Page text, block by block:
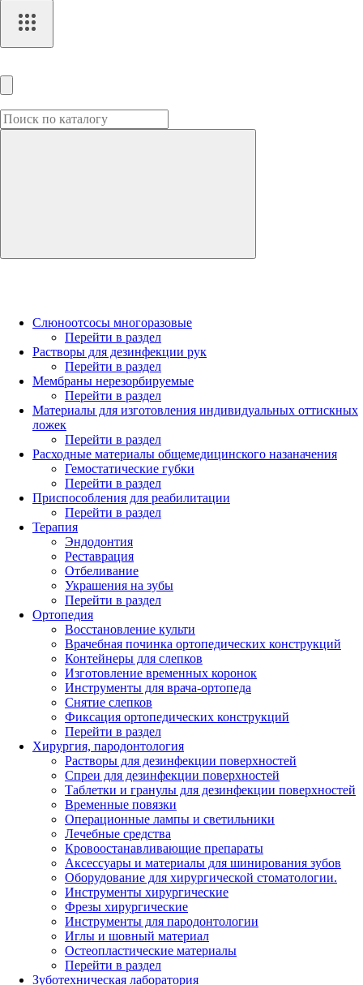
Слюноотсосы многоразовые
Перейти в раздел
Растворы для дезинфекции рук
Перейти в раздел
Мембраны нерезорбируемые
Перейти в раздел
Материалы для изготовления индивидуальных оттискных
ложек
Перейти в раздел
Расходные материалы общемедицинского назаначения
Гемостатические губки
Перейти в раздел
Приспособления для реабилитации
Перейти в раздел
Терапия
Эндодонтия
Реставрация
Отбеливание
Украшения на зубы
Перейти в раздел
Ортопедия
Восстановление культи
Врачебная починка ортопедических конструкций
Контейнеры для слепков
Изготовление временных коронок
Инструменты для врача-ортопеда
Снятие слепков
Фиксация ортопедических конструкций
Перейти в раздел
Хирургия, пародонтология
Растворы для дезинфекции поверхностей
Спреи для дезинфекции поверхностей
Таблетки и гранулы для дезинфекции поверхностей
Временные повязки
Операционные лампы и светильники
Лечебные средства
Кровоостанавливающие препараты
Аксессуары и материалы для шинирования зубов
Оборудование для хирургической стоматологии.
Инструменты хирургические
Фрезы хирургические
Инструменты для пародонтологии
Иглы и шовный материал
Остеопластические материалы
Перейти в раздел
Зуботехническая лаборатория